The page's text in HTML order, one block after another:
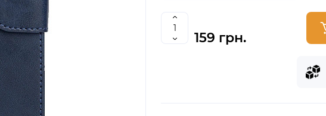
159 грн.